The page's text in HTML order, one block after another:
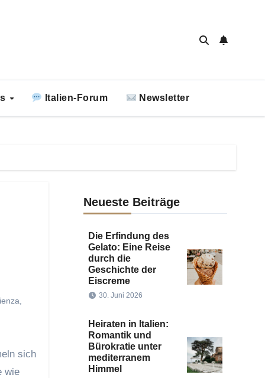
Italien-Forum Newsletter
sich
wie
Neueste Beiträge
Die Erfindung des
Gelato: Eine Reise
durch die
Geschichte der
Eiscreme
30. Juni 2026
Heiraten in Italien:
Romantik und
Bürokratie unter
mediterranem
Himmel